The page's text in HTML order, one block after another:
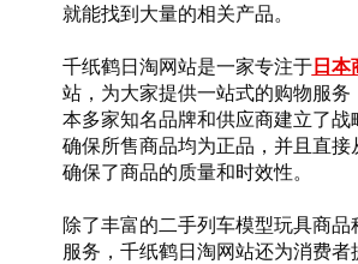
就能找到大量的相关产品。
千纸鹤日淘网站是一家专注于日本
站，为大家提供一站式的购物服务
本多家知名品牌和供应商建立了战
确保所售商品均为正品，并且直接
确保了商品的质量和时效性。
除了丰富的二手列车模型玩具商品
服务，千纸鹤日淘网站还为消费者